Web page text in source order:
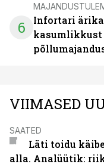
6
Infortari
kasumlikkust
VIIMASED
SAATED
Läti toidu
alla. Analüütik: